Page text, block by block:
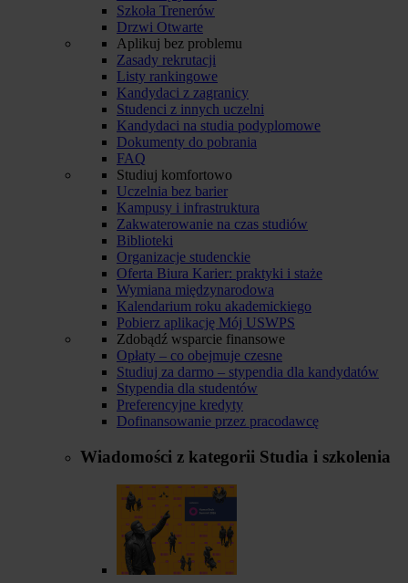
Szkoła Trenerów
Drzwi Otwarte
Aplikuj bez problemu
Zasady rekrutacji
Listy rankingowe
Kandydaci z zagranicy
Studenci z innych uczelni
Kandydaci na studia podyplomowe
Dokumenty do pobrania
FAQ
Studiuj komfortowo
Uczelnia bez barier
Kampusy i infrastruktura
Zakwaterowanie na czas studiów
Biblioteki
Organizacje studenckie
Oferta Biura Karier: praktyki i staże
Wymiana międzynarodowa
Kalendarium roku akademickiego
Pobierz aplikację Mój USWPS
Zdobądź wsparcie finansowe
Opłaty – co obejmuje czesne
Studiuj za darmo – stypendia dla kandydatów
Stypendia dla studentów
Preferencyjne kredyty
Dofinansowanie przez pracodawcę
Wiadomości z kategorii Studia i szkolenia